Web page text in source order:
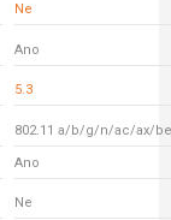
Ne
Ano
5.3
802.11 a/b/g/n/ac/ax/be
Ano
Ne